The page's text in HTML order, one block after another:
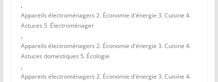
,
Appareils électroménagers 2. Économie d'énergie 3. Cuisine 4.
Astuces 5. Électroménager
,
Appareils électroménagers 2. Économie d'énergie 3. Cuisine 4.
Astuces domestiques 5. Écologie
,
Appareils électroménagers 2. Économie d'énergie 3. Cuisine 4.